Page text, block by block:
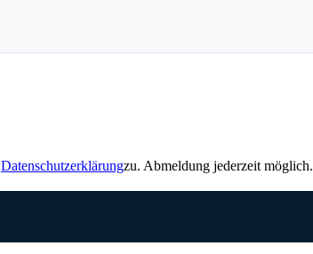
Datenschutzerklärungzu. Abmeldung jederzeit möglich.